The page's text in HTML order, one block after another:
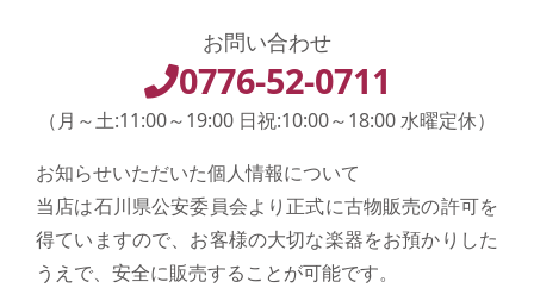
お問い合わせ
0776-52-0711
（月～土:11:00～19:00 日祝:10:00～18:00 水曜定休）
お知らせいただいた個人情報について
当店は石川県公安委員会より正式に古物販売の許可を
得ていますので、お客様の大切な楽器をお預かりした
うえで、安全に販売することが可能です。